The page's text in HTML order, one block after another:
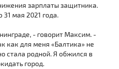
зарплаты защитника.
31 мая 2021 года.
- говорит Максим. -
как для меня «Балтика» не
стала родной. Я обжился в
город.